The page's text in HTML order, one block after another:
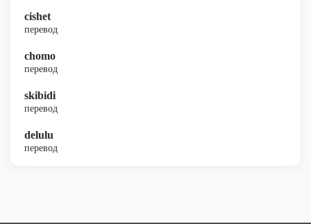
cishet
перевод
chomo
перевод
skibidi
перевод
delulu
перевод